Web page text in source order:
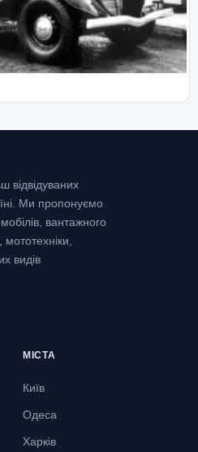
відвідуваних
Ми пропонуємо
вантажного
мототехніки,
видів
МІСТА
Київ
Одеса
Харків